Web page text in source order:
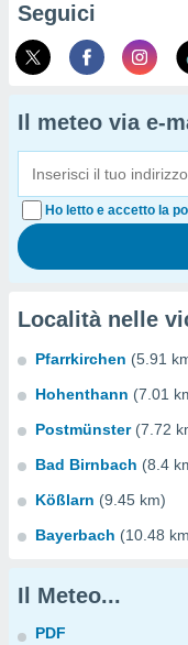
Seguici
Il meteo via e-
Ho letto e accetto la
Località nelle
Pfarrkirchen (5.91
Hohenthann (7.01
Postmünster (7.72
Bad Birnbach (8.4
Kößlarn (9.45 km)
Bayerbach (10.48
Il Meteo...
PDF